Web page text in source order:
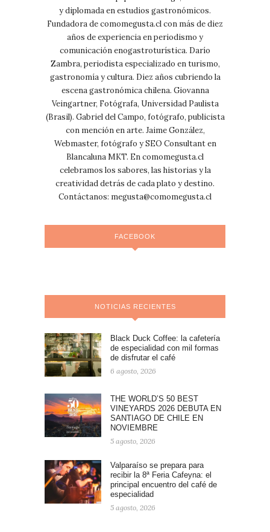
y diplomada en estudios gastronómicos.
Fundadora de comomegusta.cl con más de diez
años de experiencia en periodismo y
comunicación enogastroturística. Darío
Zambra, periodista especializado en turismo,
gastronomía y cultura. Diez años cubriendo la
escena gastronómica chilena. Giovanna
Veingartner, Fotógrafa, Universidad Paulista
(Brasil). Gabriel del Campo, fotógrafo, publicista
con mención en arte. Jaime González,
Webmaster, fotógrafo y SEO Consultant en
Blancaluna MKT. En comomegusta.cl
celebramos los sabores, las historias y la
creatividad detrás de cada plato y destino.
Contáctanos: megusta@comomegusta.cl
FACEBOOK
NOTICIAS RECIENTES
Black Duck Coffee: la cafetería
de especialidad con mil formas
de disfrutar el café
6 agosto, 2026
THE WORLD’S 50 BEST
VINEYARDS 2026 DEBUTA EN
SANTIAGO DE CHILE EN
NOVIEMBRE
5 agosto, 2026
Valparaíso se prepara para
recibir la 8ª Feria Cafeyna: el
principal encuentro del café de
especialidad
5 agosto, 2026